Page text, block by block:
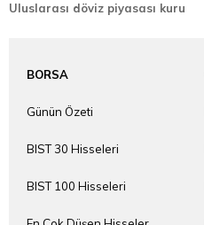
Uluslarası döviz piyasası kuru
BORSA
Günün Özeti
BIST 30 Hisseleri
BIST 100 Hisseleri